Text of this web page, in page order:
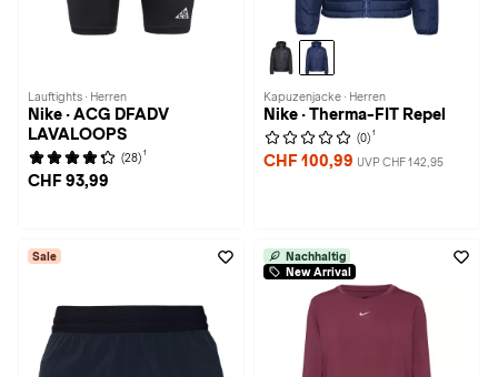
Lauftights · Herren
Nike · ACG DFADV
LAVALOOPS
(28) 1
CHF 93,99
Kapuzenjacke · Herren
Nike · Therma-FIT Repel
(0) 1
CHF 100,99 UVP CHF 142,95
Sale
Nachhaltig
New Arrival